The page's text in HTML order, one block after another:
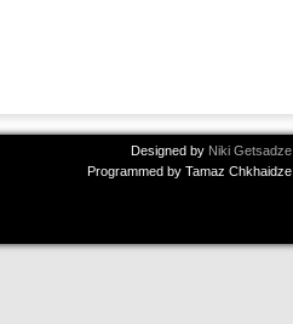
Designed by Niki Getsadze
Programmed by Tamaz Chkhaidze